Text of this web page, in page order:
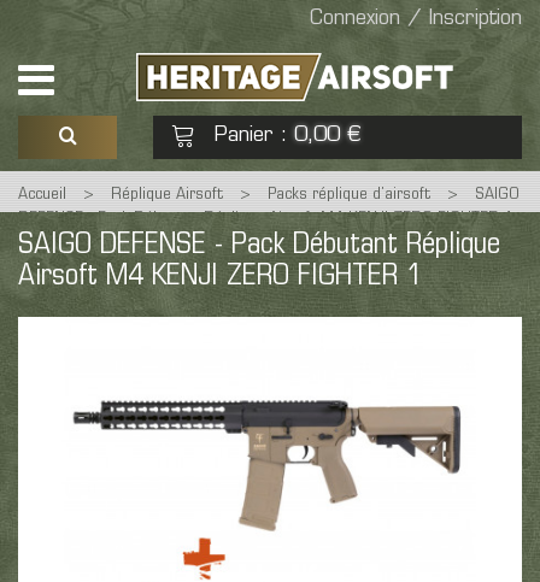
Connexion / Inscription
Panier : 0,00 €
Voir mon panier Commander
Aucun produit
Accueil > Réplique Airsoft > Packs réplique d’airsoft >
SAIGO
DEFENSE - Pack Débutant Réplique Airsoft M4 KENJI ZERO FIGHTER 1
SAIGO DEFENSE - Pack Débutant Réplique
Airsoft M4 KENJI ZERO FIGHTER 1